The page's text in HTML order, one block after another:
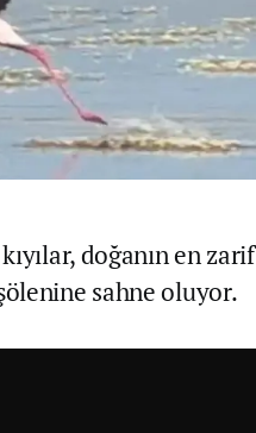
doğanın en zarif
sahne oluyor.